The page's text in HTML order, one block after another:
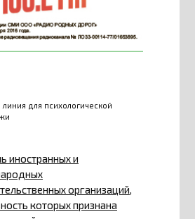
линия для психологической
иностранных и
организаций,
которых признана